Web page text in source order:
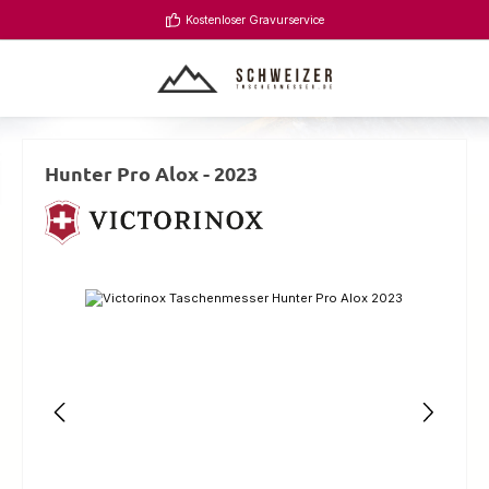
Kostenloser Gravurservice
Hunter Pro Alox - 2023
Bildergalerie überspringen